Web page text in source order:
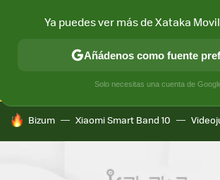
CONECTIVIDAD MÓVIL Y SOCIEDAD
HOY SE HABLA DE
Bizum Xiaomi Smart Band 10
Ya puedes ver más de Xataka
Añádenos como fuente
Solo necesitas una cuenta de